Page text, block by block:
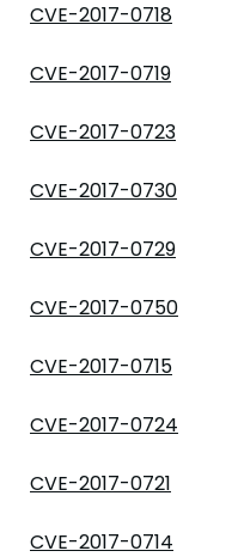
CVE-2017-0718
CVE-2017-0719
CVE-2017-0723
CVE-2017-0730
CVE-2017-0729
CVE-2017-0750
CVE-2017-0715
CVE-2017-0724
CVE-2017-0721
CVE-2017-0714